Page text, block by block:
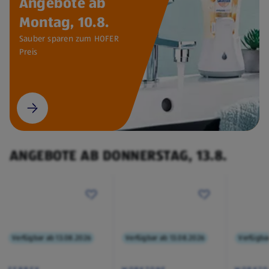
Montag, 10.8.
Sauber sparen zum HOFER
Preis
ANGEBOTE AB DONNERSTAG, 13.8.
Verfügbar ab 13.08.2026 Verfügbar ab 13.08.2026